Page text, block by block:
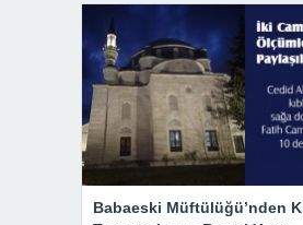
Babaeski Müftülüğü’nden